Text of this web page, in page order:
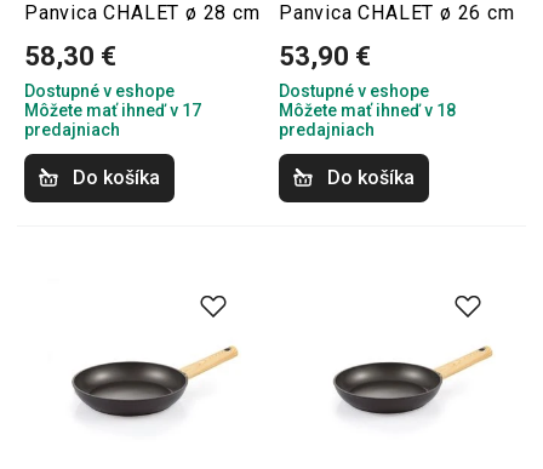
Panvica CHALET ø 28 cm
58,30 €
Dostupné v eshope
Môžete mať ihneď v 17
predajniach
Do košíka
Panvica CHALET ø 26 cm
53,90 €
Dostupné v eshope
Môžete mať ihneď v 18
predajniach
Do košíka